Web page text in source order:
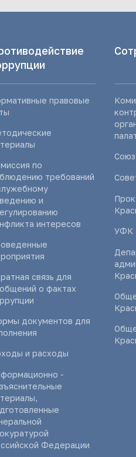
правовые
по
требований
и
интересов
связь для
о фактах
документов для
и расходы
-
Федерации
УФК